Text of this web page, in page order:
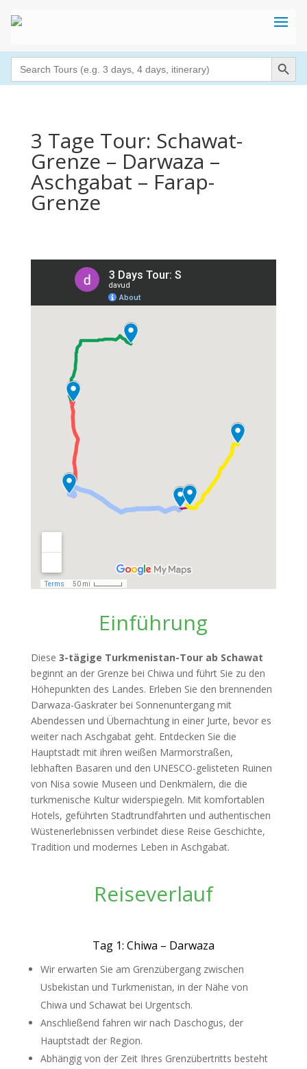
Search
for:
Search Button
3 Tage Tour: Schawat-
Grenze – Darwaza –
Aschgabat – Farap-
Grenze
Einführung
Diese 3-tägige Turkmenistan-Tour ab Schawat
beginnt an der Grenze bei Chiwa und führt Sie zu den
Höhepunkten des Landes. Erleben Sie den brennenden
Darwaza-Gaskrater bei Sonnenuntergang mit
Abendessen und Übernachtung in einer Jurte, bevor es
weiter nach Aschgabat geht. Entdecken Sie die
Hauptstadt mit ihren weißen Marmorstraßen,
lebhaften Basaren und den UNESCO-gelisteten Ruinen
von Nisa sowie Museen und Denkmälern, die die
turkmenische Kultur widerspiegeln. Mit komfortablen
Hotels, geführten Stadtrundfahrten und authentischen
Wüstenerlebnissen verbindet diese Reise Geschichte,
Tradition und modernes Leben in Aschgabat.
Reiseverlauf
Tag 1: Chiwa – Darwaza
Wir erwarten Sie am Grenzübergang zwischen
Usbekistan und Turkmenistan, in der Nähe von
Chiwa und Schawat bei Urgentsch.
Anschließend fahren wir nach Daschogus, der
Hauptstadt der Region.
Abhängig von der Zeit Ihres Grenzübertritts besteht